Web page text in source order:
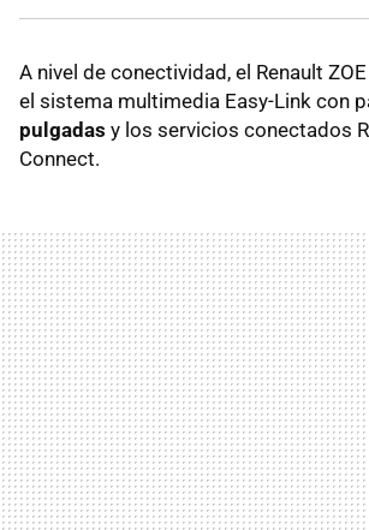
A nivel de conectividad, el Renault
el sistema multimedia Easy-Link con
pulgadas y los servicios conectados
Connect.